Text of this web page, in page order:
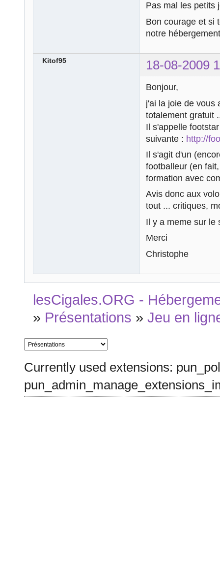
Pas mal les petits
Bon courage et si
notre
Kitof95 18-08-2009
Bonjour,
j'ai la joie de vous
totalement gratuit
Il s'appelle
suivante : http://
Il s'agit d'un
footballeur (en
formation avec
Avis donc aux
tout ... critiques,
Il y a meme sur le
Merci
Christophe
lesCigales.ORG -
» Présentations »Jeu en
Currently used extensions: